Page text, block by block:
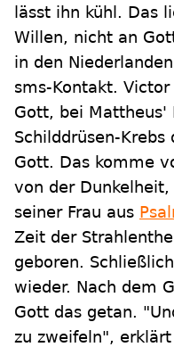
lässt ihn kühl. Das
Willen, nicht an
in den
sms-Kontakt.
Gott, bei Mattheus'
Schilddrüsen-
Gott. Das komme
von der
seiner Frau aus
Zeit der
geboren.
wieder. Nach dem
Gott das getan.
zu zweifeln",